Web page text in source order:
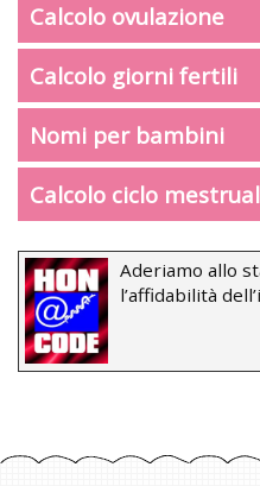
Calcolo ovulazione
Calcolo giorni fertili
Nomi per bambini
Calcolo ciclo
Aderiamo allo
l’affidabilità